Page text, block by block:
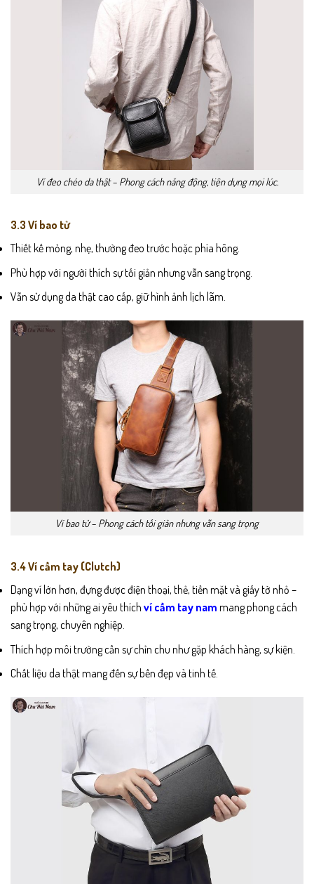
Ví đeo chéo da thật – Phong cách năng động, tiện dụng mọi lúc.
3.3 Ví bao tử
Thiết kế mỏng, nhẹ, thường đeo trước hoặc phía hông.
Phù hợp với người thích sự tối giản nhưng vẫn sang trọng.
Vẫn sử dụng da thật cao cấp, giữ hình ảnh lịch lãm.
Ví bao tử – Phong cách tối giản nhưng vẫn sang trọng
3.4 Ví cầm tay (Clutch)
Dạng ví lớn hơn, đựng được điện thoại, thẻ, tiền mặt và giấy tờ nhỏ –
phù hợp với những ai yêu thích ví cầm tay nam mang phong cách
sang trọng, chuyên nghiệp.
Thích hợp môi trường cần sự chỉn chu như gặp khách hàng, sự kiện.
Chất liệu da thật mang đến sự bền đẹp và tinh tế.